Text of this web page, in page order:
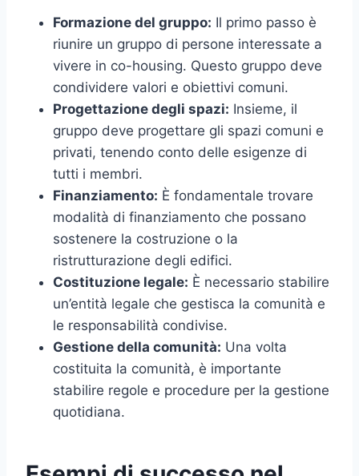
Formazione del gruppo: Il primo passo è
riunire un gruppo di persone interessate a
vivere in co-housing. Questo gruppo deve
condividere valori e obiettivi comuni.
Progettazione degli spazi: Insieme, il
gruppo deve progettare gli spazi comuni e
privati, tenendo conto delle esigenze di
tutti i membri.
Finanziamento: È fondamentale trovare
modalità di finanziamento che possano
sostenere la costruzione o la
ristrutturazione degli edifici.
Costituzione legale: È necessario stabilire
un’entità legale che gestisca la comunità e
le responsabilità condivise.
Gestione della comunità: Una volta
costituita la comunità, è importante
stabilire regole e procedure per la gestione
quotidiana.